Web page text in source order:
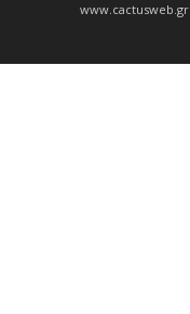
www.cactusweb.gr